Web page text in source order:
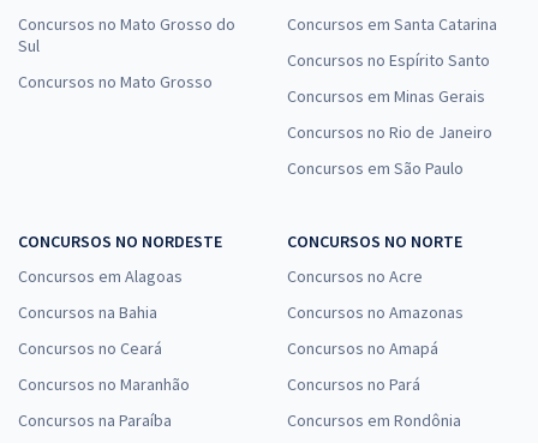
Concursos no Mato Grosso do
Sul
Concursos no Mato Grosso
Concursos em Santa Catarina
Concursos no Espírito Santo
Concursos em Minas Gerais
Concursos no Rio de Janeiro
Concursos em São Paulo
CONCURSOS NO NORDESTE
Concursos em Alagoas
Concursos na Bahia
Concursos no Ceará
Concursos no Maranhão
Concursos na Paraíba
CONCURSOS NO NORTE
Concursos no Acre
Concursos no Amazonas
Concursos no Amapá
Concursos no Pará
Concursos em Rondônia